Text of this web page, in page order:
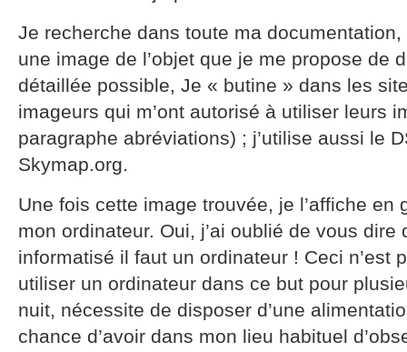
Je recherche dans toute ma
une image de l’objet que je me propose de
détaillée possible, Je « butine » dans les
imageurs qui m’ont autorisé à utiliser leurs
paragraphe abréviations) ; j’utilise aussi le
Skymap.org.
Une fois cette image trouvée, je l’affiche en
mon ordinateur. Oui, j’ai oublié de vous
informatisé il faut un ordinateur ! Ceci n’est
utiliser un ordinateur dans ce but pour
nuit, nécessite de disposer d’une
chance d’avoir dans mon lieu habituel